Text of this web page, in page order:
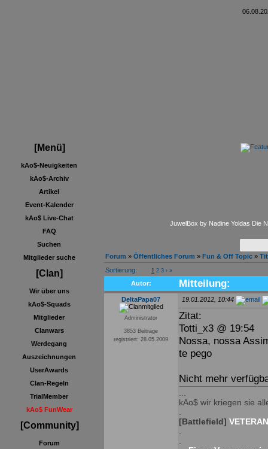
+++
[Menü]
kAo$-Neuigkeiten
kAo$-Archiv
Artikel
Event-Kalender
kAo$ Live-Chat
FAQ
Suchen
Mitglieder suche
[Clan]
Wir über uns
kAo$-Squads
Mitglieder
Clanwars
Werdegang
Auszeichnungen
UserAwards
Clan-Regeln
TrialMember
kAo$ FunWear
[Community]
Forum
JuwelBox by Nadine Yoldas Die
Forum » Öffentliches Forum » Fun & Off Topic »
Sortierung:
1 2 3 › »
Autor: Mitteilung:
DeltaPapa07
Administrator
3853 Beiträge
registriert: 28.05.2009
19.01.2012, 10:44
Zitat:
Totti_x3 @ 19:54
Nossa, nossa
te pego
Nicht mehr
kAo$ wir kriegen sie
[Battlefield]